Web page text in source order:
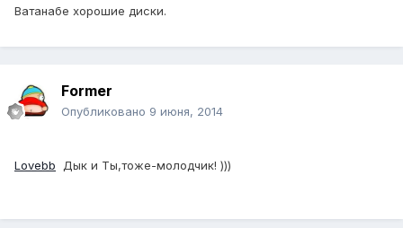
Ватанабе хорошие диски.
Former
Опубликовано 9 июня, 2014
Lovebb Дык и Ты,тоже-молодчик! )))